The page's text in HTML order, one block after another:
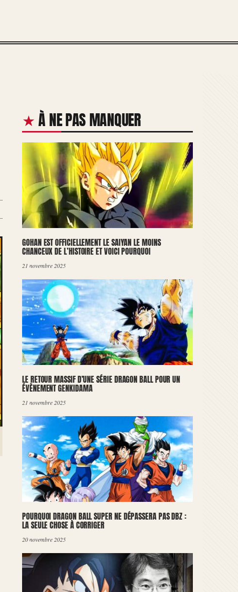
À NE PAS MANQUER
GOHAN EST OFFICIELLEMENT LE SAIYAN LE MOINS
CHANCEUX DE L’HISTOIRE ET VOICI POURQUOI
21 novembre 2025
LE RETOUR MASSIF D’UNE SÉRIE DRAGON BALL POUR UN
ÉVÈNEMENT GENKIDAMA
21 novembre 2025
POURQUOI DRAGON BALL SUPER NE DÉPASSERA PAS DBZ :
LA SEULE CHOSE À CORRIGER
20 novembre 2025